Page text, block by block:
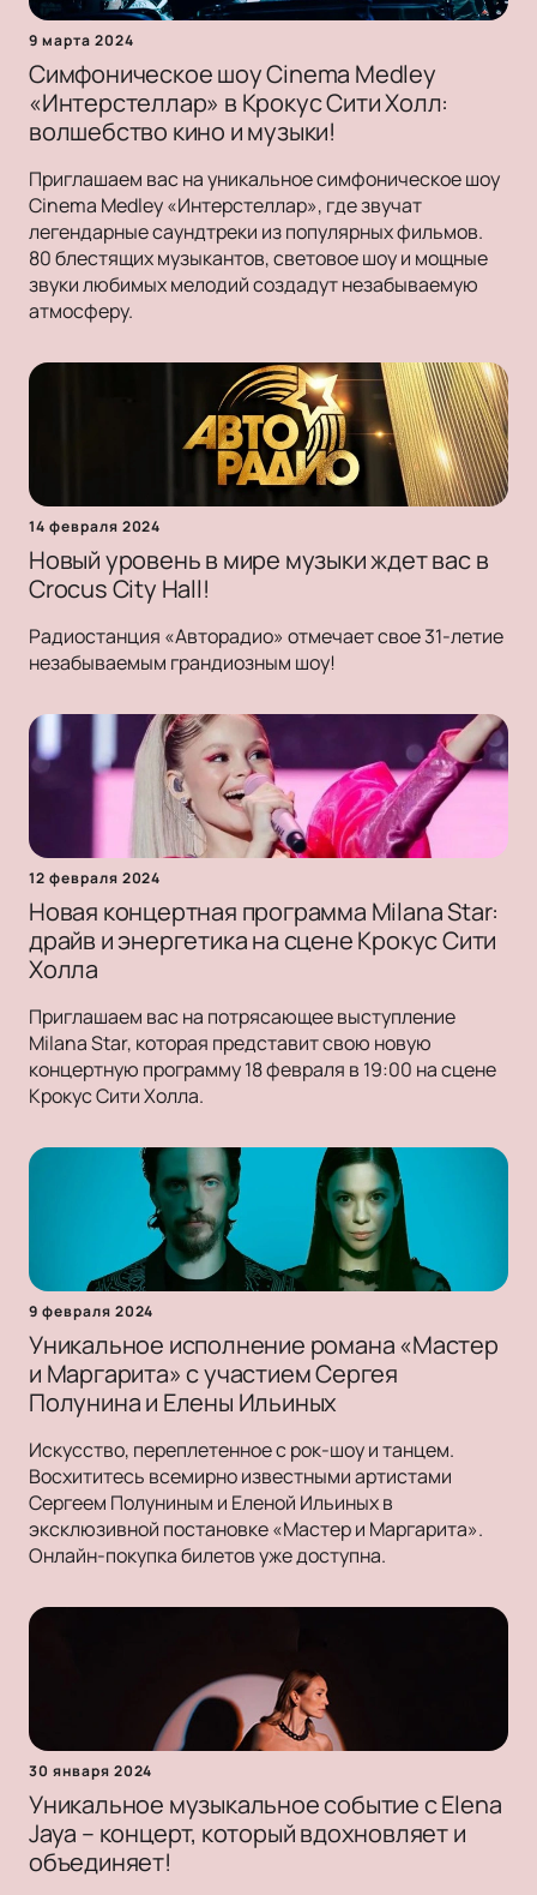
9 марта 2024
Симфоническое шоу Cinema Medley
«Интерстеллар» в Крокус Сити Холл:
волшебство кино и музыки!
Приглашаем вас на уникальное симфоническое шоу
Cinema Medley «Интерстеллар», где звучат
легендарные саундтреки из популярных фильмов.
80 блестящих музыкантов, световое шоу и мощные
звуки любимых мелодий создадут незабываемую
атмосферу.
14 февраля 2024
Новый уровень в мире музыки ждет вас в
Crocus City Hall!
Радиостанция «Авторадио» отмечает свое 31-летие
незабываемым грандиозным шоу!
12 февраля 2024
Новая концертная программа Milana Star:
драйв и энергетика на сцене Крокус Сити
Холла
Приглашаем вас на потрясающее выступление
Milana Star, которая представит свою новую
концертную программу 18 февраля в 19:00 на сцене
Крокус Сити Холла.
9 февраля 2024
Уникальное исполнение романа «Мастер
и Маргарита» с участием Сергея
Полунина и Елены Ильиных
Искусство, переплетенное с рок-шоу и танцем.
Восхититесь всемирно известными артистами
Сергеем Полуниным и Еленой Ильиных в
эксклюзивной постановке «Мастер и Маргарита».
Онлайн-покупка билетов уже доступна.
30 января 2024
Уникальное музыкальное событие с Elena
Jaya – концерт, который вдохновляет и
объединяет!